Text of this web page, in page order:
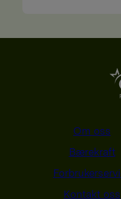
Om oss
Bærekraft
Kontakt oss